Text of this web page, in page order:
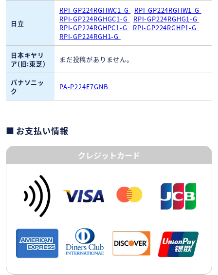
日立
RPI-GP224RGHWC1-G
RPI-GP224RGHW1-G
RPI-GP224RGHGC1-G
RPI-GP224RGHG1-G
RPI-GP224RGHPC1-G
RPI-GP224RGHP1-G
RPI-GP224RGH1-G
日本キヤリ
ア(旧:東芝)
まだ投稿がありません。
パナソニッ
ク
PA-P224E7GNB
お支払い情報
クレジットカード